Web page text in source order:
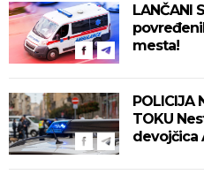
LANČANI
mesta!
POLICIJA
TOKU
devojčica